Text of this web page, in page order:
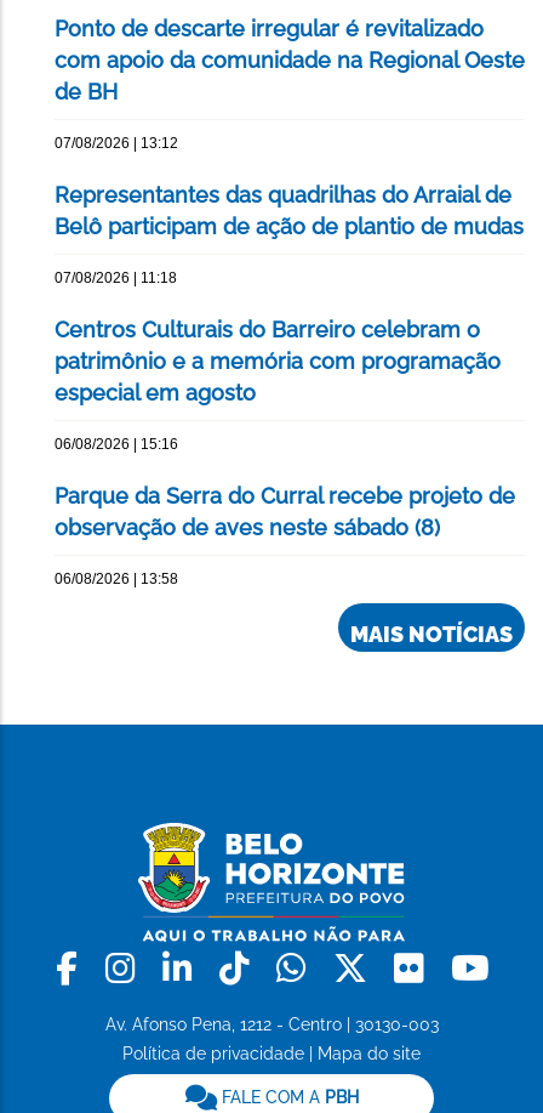
Ponto de descarte irregular é revitalizado
com apoio da comunidade na Regional Oeste
de BH
07/08/2026 | 13:12
Representantes das quadrilhas do Arraial de
Belô participam de ação de plantio de mudas
07/08/2026 | 11:18
Centros Culturais do Barreiro celebram o
patrimônio e a memória com programação
especial em agosto
06/08/2026 | 15:16
Parque da Serra do Curral recebe projeto de
observação de aves neste sábado (8)
06/08/2026 | 13:58
MAIS NOTÍCIAS
Facebook
Instagram
LinkedinTiktokWhatsapp
X Flickr
Av. Afonso Pena, 1212 - Centro | 30130-003
Política de privacidade
Mapa do site
FALE COM A PBH